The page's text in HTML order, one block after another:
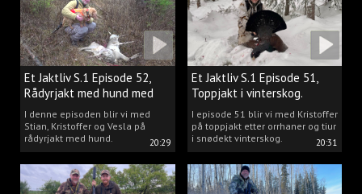
20:29
Et Jaktliv S.1 Episode 52,
Rådyrjakt med hund med
Stian, Kristoffer og Vesla
I denne episoden blir vi med
Stian, Kristoffer og Vesla på
rådyrjakt med hund.
20:31
Et Jaktliv S.1 Episode 51,
Toppjakt i vinterskog.
I episode 51 blir vi med Kristoffer
på toppjakt etter orrhaner og tiur
i snødekt vinterskog.